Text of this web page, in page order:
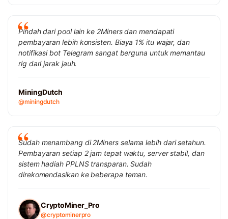
Pindah dari pool lain ke 2Miners dan mendapati
pembayaran lebih konsisten. Biaya 1% itu wajar, dan
notifikasi bot Telegram sangat berguna untuk memantau
rig dari jarak jauh.
MiningDutch
@miningdutch
Sudah menambang di 2Miners selama lebih dari setahun.
Pembayaran setiap 2 jam tepat waktu, server stabil, dan
sistem hadiah PPLNS transparan. Sudah
direkomendasikan ke beberapa teman.
CryptoMiner_Pro
@cryptominerpro